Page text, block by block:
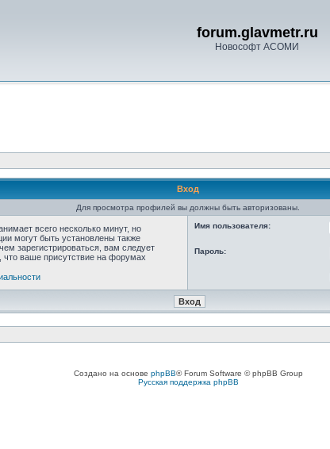
forum.glavmetr.ru
Новософт АСОМИ
Вход
Для просмотра профилей вы должны быть авторизованы.
всего несколько минут, но
могут быть установлены также
зарегистрироваться, вам следует
ваше присутствие на форумах
Имя пользователя:
Пароль:
Создано на основе phpBB® Forum Software © phpBB Group
Русская поддержка phpBB